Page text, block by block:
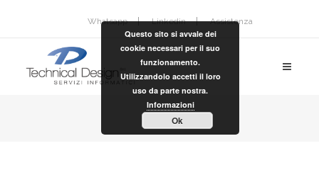
Whatsapp Linkedin Assistenza
Questo sito si avvale dei
cookie necessari per il suo
funzionamento.
Utilizzandolo accetti il loro
uso da parte nostra.
Informazioni
Ok